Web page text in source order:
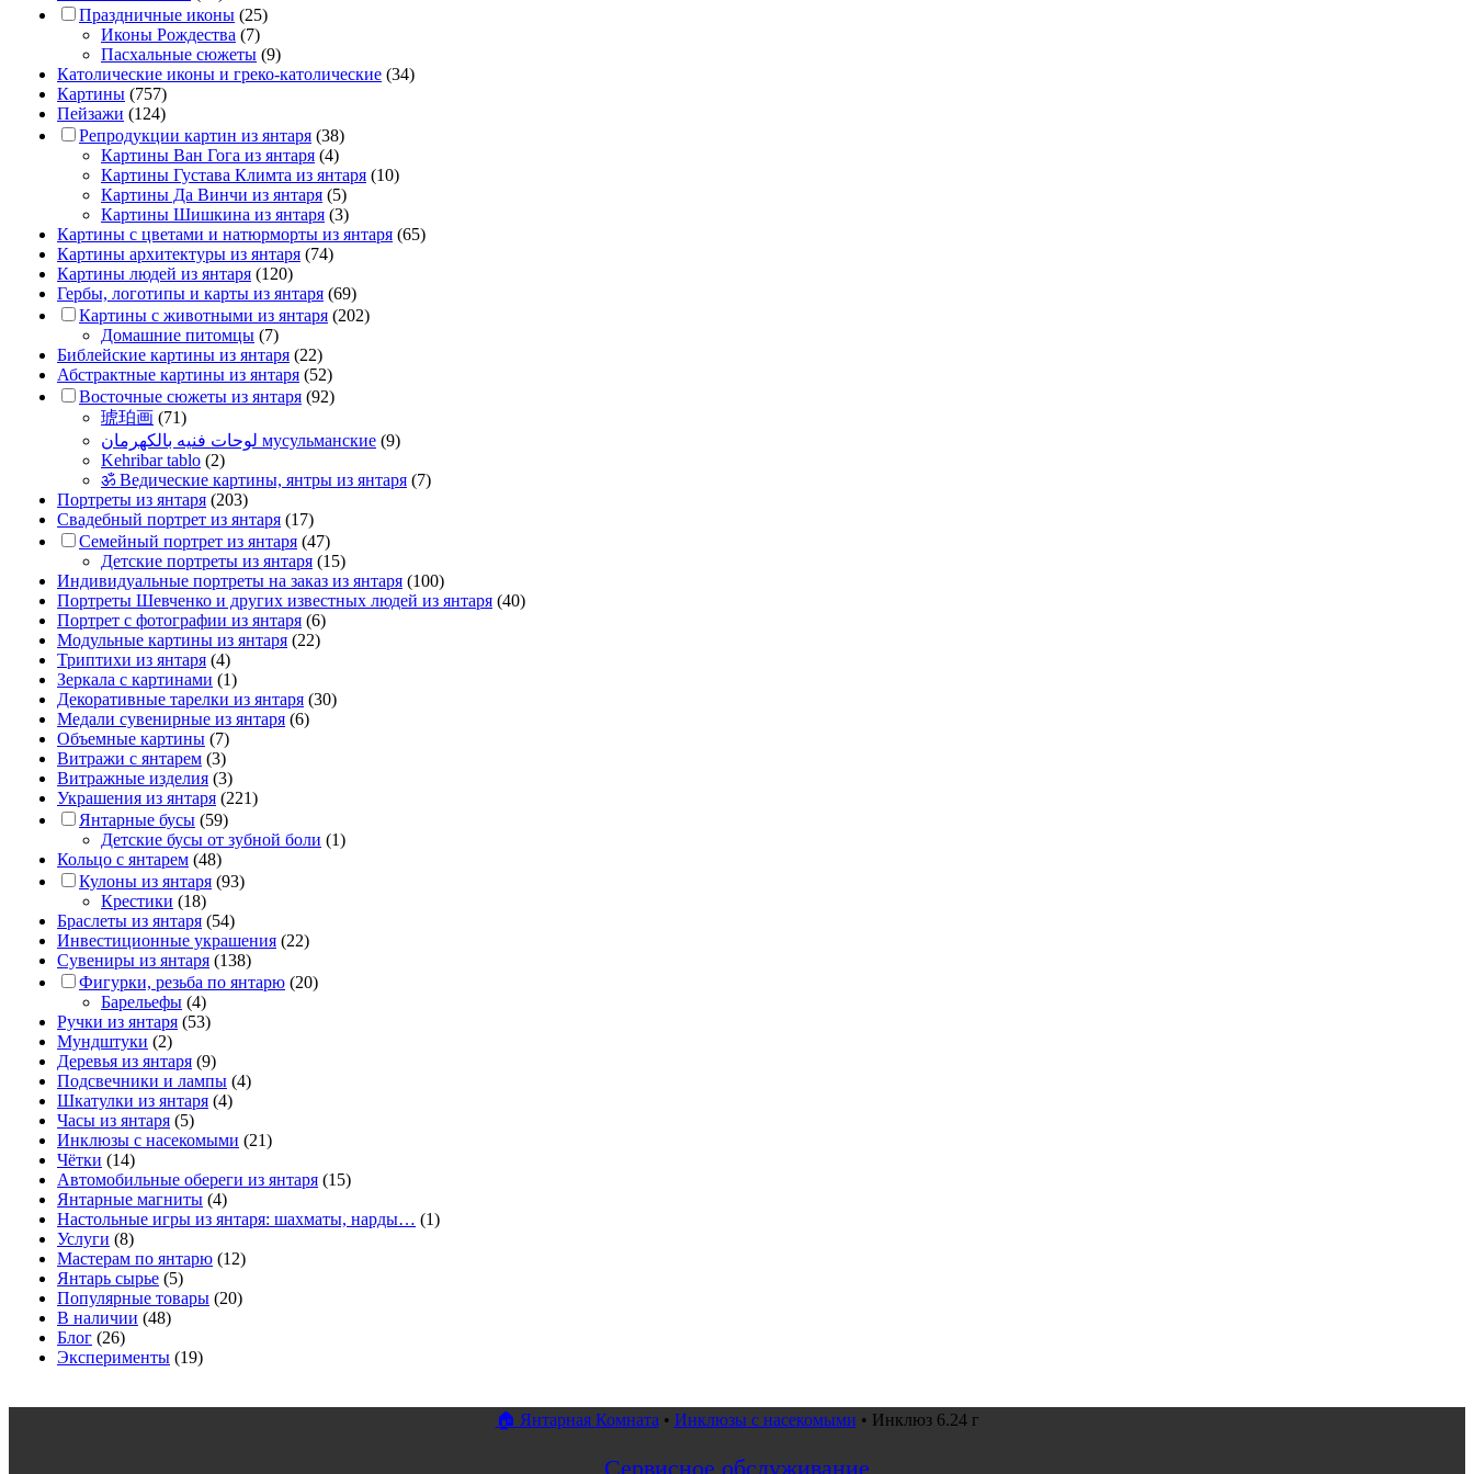
Праздничные иконы (25)
Иконы Рождества (7)
Пасхальные сюжеты (9)
Католические иконы и греко-католические (34)
Картины (757)
Пейзажи (124)
Репродукции картин из янтаря (38)
Картины Ван Гога из янтаря (4)
Картины Густава Климта из янтаря (10)
Картины Да Винчи из янтаря (5)
Картины Шишкина из янтаря (3)
Картины с цветами и натюрморты из янтаря (65)
Картины архитектуры из янтаря (74)
Картины людей из янтаря (120)
Гербы, логотипы и карты из янтаря (69)
Картины с животными из янтаря (202)
Домашние питомцы (7)
Библейские картины из янтаря (22)
Абстрактные картины из янтаря (52)
Восточные сюжеты из янтаря (92)
琥珀画 (71)
لوحات فنيه بالكهرمان мусульманские (9)
Kehribar tablo (2)
ॐ Ведические картины, янтры из янтаря (7)
Портреты из янтаря (203)
Свадебный портрет из янтаря (17)
Семейный портрет из янтаря (47)
Детские портреты из янтаря (15)
Индивидуальные портреты на заказ из янтаря (100)
Портреты Шевченко и других известных людей из янтаря (40)
Портрет c фотографии из янтаря (6)
Модульные картины из янтаря (22)
Триптихи из янтаря (4)
Зеркала с картинами (1)
Декоративные тарелки из янтаря (30)
Медали сувенирные из янтаря (6)
Объемные картины (7)
Витражи с янтарем (3)
Витражные изделия (3)
Украшения из янтаря (221)
Янтарные бусы (59)
Детские бусы от зубной боли (1)
Кольцо с янтарем (48)
Кулоны из янтаря (93)
Крестики (18)
Браслеты из янтаря (54)
Инвестиционные украшения (22)
Сувениры из янтаря (138)
Фигурки, резьба по янтарю (20)
Барельефы (4)
Ручки из янтаря (53)
Мундштуки (2)
Деревья из янтаря (9)
Подсвечники и лампы (4)
Шкатулки из янтаря (4)
Часы из янтаря (5)
Инклюзы с насекомыми (21)
Чётки (14)
Автомобильные обереги из янтаря (15)
Янтарные магниты (4)
Настольные игры из янтаря: шахматы, нарды… (1)
Услуги (8)
Мастерам по янтарю (12)
Янтарь сырье (5)
Популярные товары (20)
В наличии (48)
Блог (26)
Эксперименты (19)
🏠 Янтарная Комната • Инклюзы с насекомыми • Инклюз 6.24 г
Сервисное обслуживание